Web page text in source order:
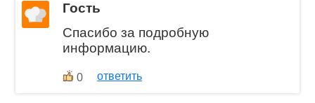
Гость
Спасибо за подробную
информацию.
0 ответить